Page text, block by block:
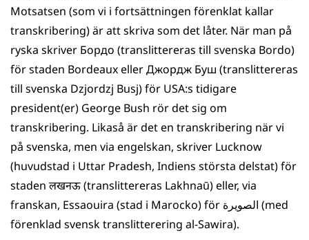
Motsatsen (som vi i fortsättningen förenklat kallar
transkribering) är att skriva som det låter. När man på
ryska skriver Бордо (translittereras till svenska Bordo)
för staden Bordeaux eller Джордж Буш (translittereras
till svenska Dzjordzj Busj) för USA:s tidigare
president(er) George Bush rör det sig om
transkribering. Likaså är det en transkribering när vi
på svenska, men via engelskan, skriver Lucknow
(huvudstad i Uttar Pradesh, Indiens största delstat) för
staden लखनऊ (translittereras Lakhnaū) eller, via
franskan, Essaouira (stad i Marocko) för الصويرة‎ (med
förenklad svensk translitterering al-Sawira).